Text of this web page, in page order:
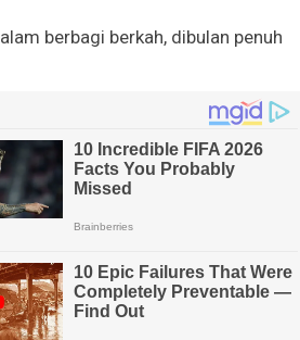
berbagi berkah, dibulan penuh